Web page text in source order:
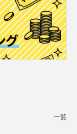
一覧